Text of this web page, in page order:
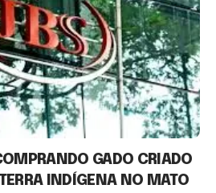
GADO CRIADO
INDÍGENA NO MATO